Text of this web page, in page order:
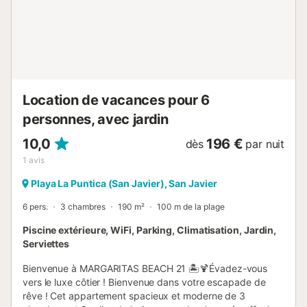
Location de vacances pour 6
personnes, avec jardin
10,0
1 avis
dès 196 € par nuit
Playa La Puntica (San Javier), San Javier
6 pers. 3 chambres 190 m² 100 m de la plage
Piscine extérieure, WiFi, Parking, Climatisation, Jardin,
Serviettes
Bienvenue à MARGARITAS BEACH 21 🏝️🍹Évadez-vous
vers le luxe côtier ! Bienvenue dans votre escapade de
rêve ! Cet appartement spacieux et moderne de 3